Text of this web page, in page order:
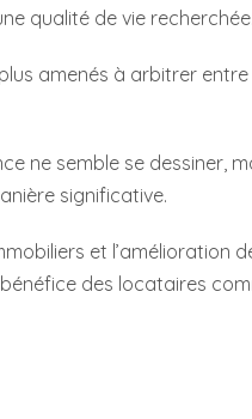
qualité de vie recherchée.
amenés à arbitrer
ne semble se dessiner,
significative.
et l’amélioration
des locataires